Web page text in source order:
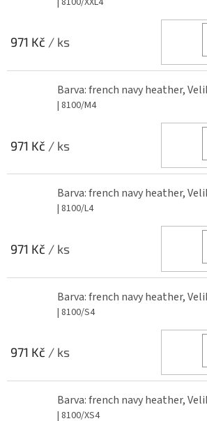
971 Kč / ks
Barva: french navy heather,
| 8100/M4
971 Kč / ks
Barva: french navy heather,
| 8100/L4
971 Kč / ks
Barva: french navy heather,
| 8100/S4
971 Kč / ks
Barva: french navy heather,
| 8100/XS4